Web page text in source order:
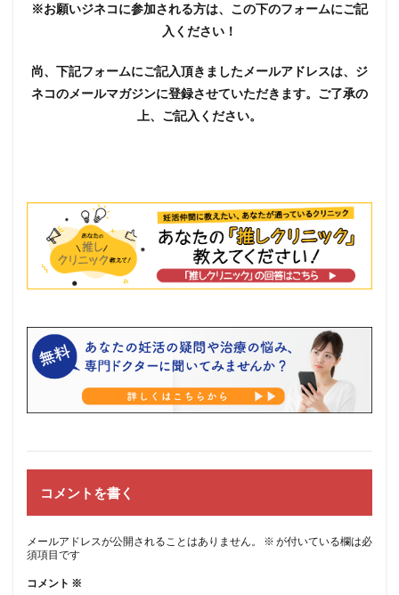
※お願いジネコに参加される方は、この下のフォームにご記
入ください！
尚、下記フォームにご記入頂きましたメールアドレスは、ジ
ネコのメールマガジンに登録させていただきます。ご了承の
上、ご記入ください。
コメントを書く
メールアドレスが公開されることはありません。 ※ が付いている欄は必
須項目です
コメント ※